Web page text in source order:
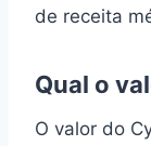
de receita
Qual o
O valor do